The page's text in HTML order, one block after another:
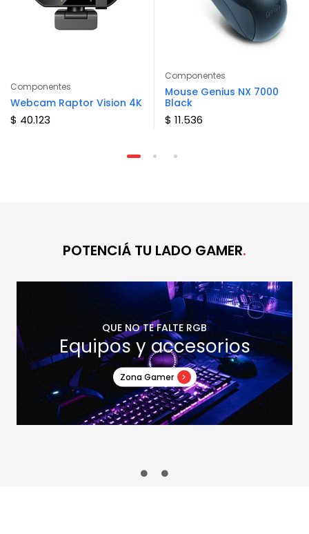
Componentes
Webcam Raptor Vision 4K
$ 40.123
Componentes
Mouse Genius NX 7000
Black
$ 11.536
POTENCIÁ TU LADO GAMER
QUE NO TE FALTE RGB
Equipos y accesorios
Zona Gamer